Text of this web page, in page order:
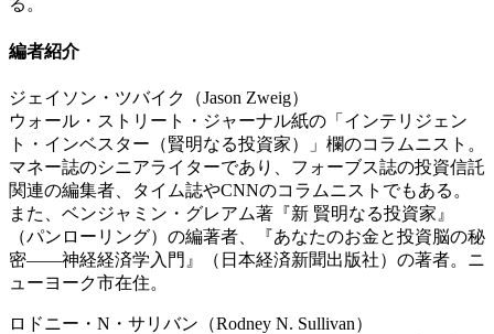
る。
編者紹介
ジェイソン・ツバイク（Jason Zweig）
ウォール・ストリート・ジャーナル紙の「インテリジェン
ト・インベスター（賢明なる投資家）」欄のコラムニスト。
マネー誌のシニアライターであり、フォーブス誌の投資信託
関連の編集者、タイム誌やCNNのコラムニストでもある。
また、ベンジャミン・グレアム著『新 賢明なる投資家』
（パンローリング）の編著者、『あなたのお金と投資脳の秘
密――神経経済学入門』（日本経済新聞出版社）の著者。ニ
ューヨーク市在住。
ロドニー・N・サリバン（Rodney N. Sullivan）